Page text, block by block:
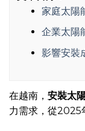
家庭太陽
企業太陽
影響安裝
在越南， 安裝太
力需求，從2025